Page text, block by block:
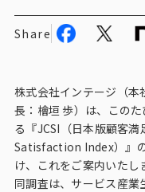
会社情報トップ
ビジョン
社長メッセージ
役員紹介
沿革
Share
株式会社インテージ（本
長：檜垣 歩）は、この
る『JCSI（日本版顧客
Satisfaction Index）』
け、これをご案内いたし
同調査は、サービス産